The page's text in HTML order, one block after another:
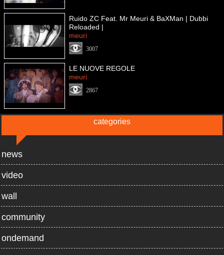
Ruido ZC Feat. Mr Meuri & BaXMan | Dubbi
Reloaded |
meuri
3007
LE NUOVE REGOLE
meuri
2867
categories
news
video
wall
community
ondemand